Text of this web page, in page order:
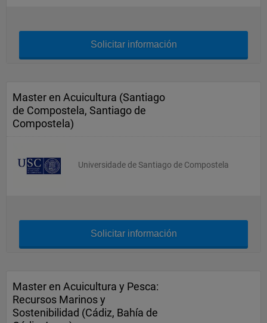
Solicitar información
Master en Acuicultura (Santiago
de Compostela, Santiago de
Compostela)
Universidade de Santiago de Compostela
Solicitar información
Master en Acuicultura y Pesca:
Recursos Marinos y
Sostenibilidad (Cádiz, Bahía de